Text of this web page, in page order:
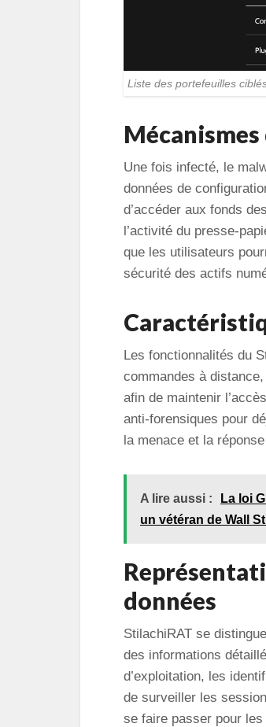
Liste des portefeuilles
Une fois infecté, le
données de
d’accéder aux fonds
l’activité du presse-
que les utilisateurs
sécurité des actifs
Les fonctionnalités du
commandes à
afin de maintenir
anti-forensiques pour
la menace et la
A lire aussi :
La loi
un vétéran de Wall
données
StilachiRAT se
des informations
d’exploitation, les
de surveiller les
se faire passer pour